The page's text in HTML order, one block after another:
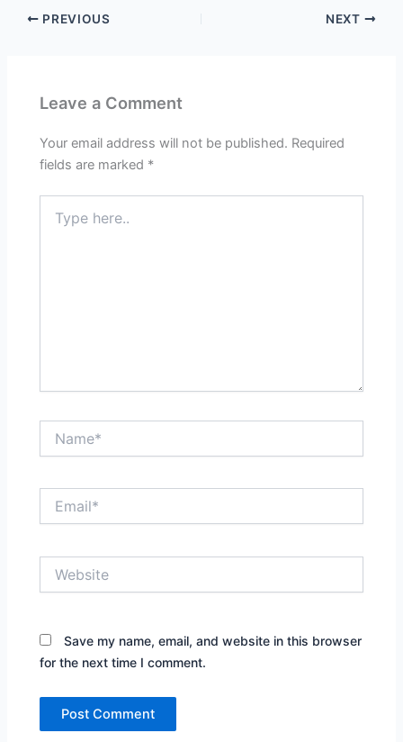
PREVIOUS NEXT
Leave a Comment
Your email address will not be published. Required
fields are marked *
here..
Save my name, email, and website in this browser
for the next time I comment.